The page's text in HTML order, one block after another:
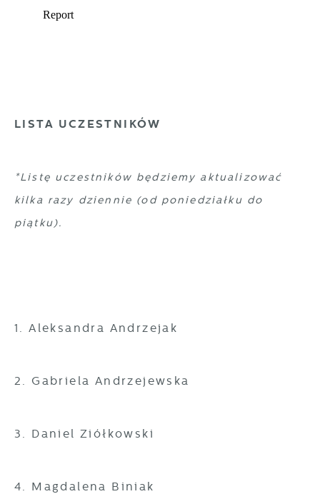
LISTA UCZESTNIKÓW
*Listę uczestników będziemy aktualizować
kilka razy dziennie (od poniedziałku do
piątku).
1. Aleksandra Andrzejak
2. Gabriela Andrzejewska
3. Daniel Ziółkowski
4. Magdalena Biniak